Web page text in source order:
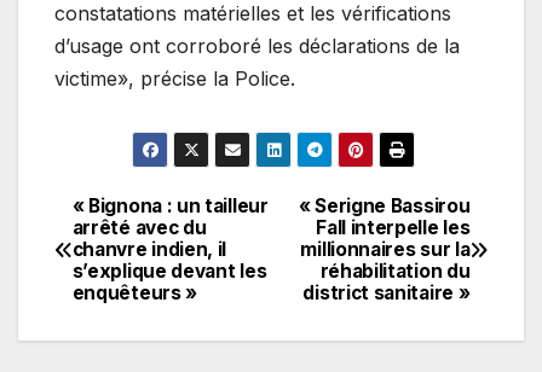
constatations matérielles et les vérifications
d’usage ont corroboré les déclarations de la
victime», précise la Police.
Navigation
de
l’article
« Serigne Bassirou
Fall interpelle les
millionnaires sur la
réhabilitation du
district sanitaire »
« Bignona : un tailleur
arrêté avec du
chanvre indien, il
s’explique devant les
enquêteurs »